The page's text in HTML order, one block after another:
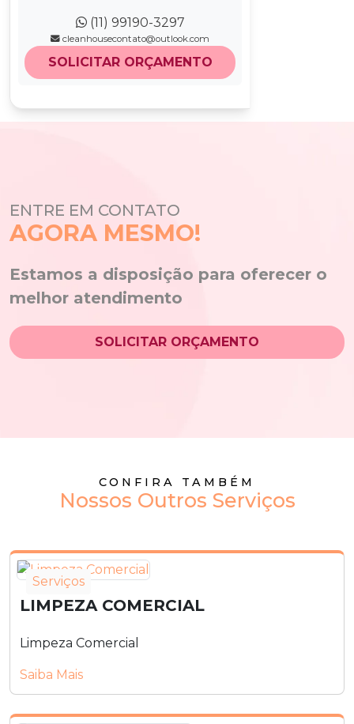
(11) 99190-3297
cleanhousecontato@outlook.com
SOLICITAR ORÇAMENTO
ENTRE EM CONTATO
AGORA MESMO!
Estamos a disposição para oferecer o
melhor atendimento
SOLICITAR ORÇAMENTO
CONFIRA TAMBÉM
Nossos Outros Serviços
Serviços
LIMPEZA COMERCIAL
Limpeza Comercial
Saiba Mais